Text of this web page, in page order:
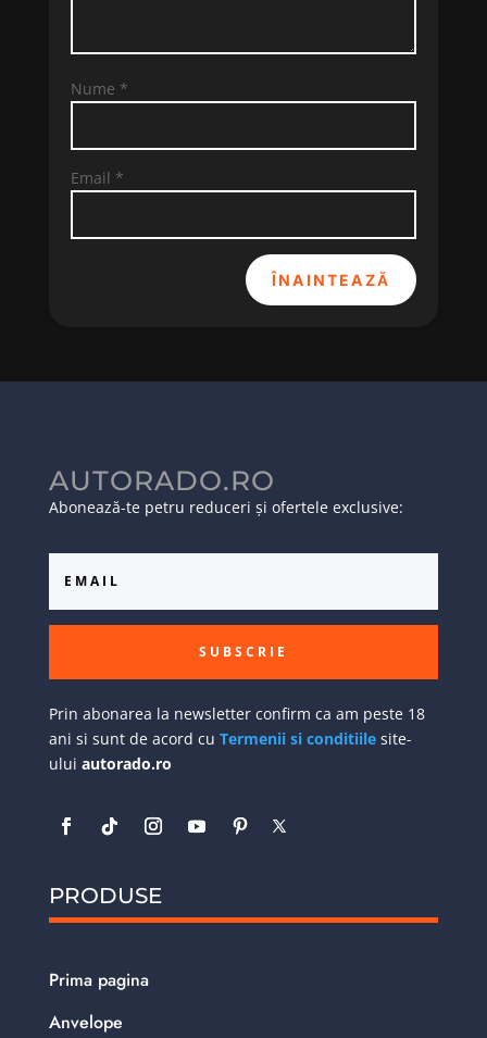
Nume *
Email *
ÎNAINTEAZĂ
AUTORADO.RO
Abonează-te petru reduceri și ofertele exclusive:
SUBSCRIE
Prin abonarea la newsletter confirm ca am peste 18
ani si sunt de acord cu Termenii si conditiilesite-
ului autorado.ro
PRODUSE
Prima pagina
Anvelope